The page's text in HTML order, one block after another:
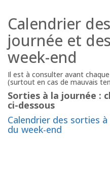
Calendrier
journée et
week-end
Il est à consulter avant
(surtout en cas de mauvais
Sorties à la journée :
ci-dessous
Calendrier des sorties
du week-end